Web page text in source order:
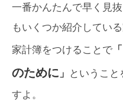
一番かんたんで早く見
もいくつか紹介している
家計簿をつけることで 「
のために 」 というこ
すよ。